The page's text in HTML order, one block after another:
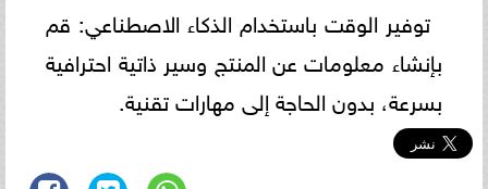
توفير الوقت باستخدام الذكاء الاصطناعي: قم
بإنشاء معلومات عن المنتج وسير ذاتية احترافية
بسرعة، بدون الحاجة إلى مهارات تقنية.